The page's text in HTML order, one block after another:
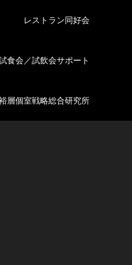
レストラン同好会
食会／試飲会サポート
層個室戦略総合研究所